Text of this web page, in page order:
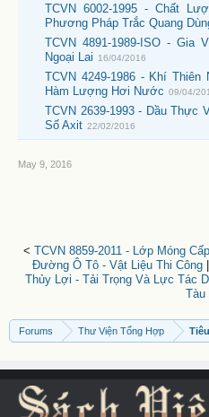
TCVN 6002-1995 - Chất
Phương Pháp Trắc Quang
TCVN 4891-1989-ISO - Gia
Ngoại Lai
16/04/2016
TCVN 4249-1986 - Khí
Hàm Lượng Hơi Nước 09/04/
TCVN 2639-1993 - Dầu Thực
Số Axit 22/02/2016
May 9, 2016
< TCVN 8859-2011 - Lớp Móng
Đường Ô Tô - Vật Liệu Thi Công |
Thủy Lợi - Tải Trọng Và Lực Tác
Tàu
Forums Thư Viện Tổng Hợp